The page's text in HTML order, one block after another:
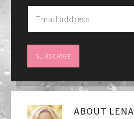
ABOUT LENA